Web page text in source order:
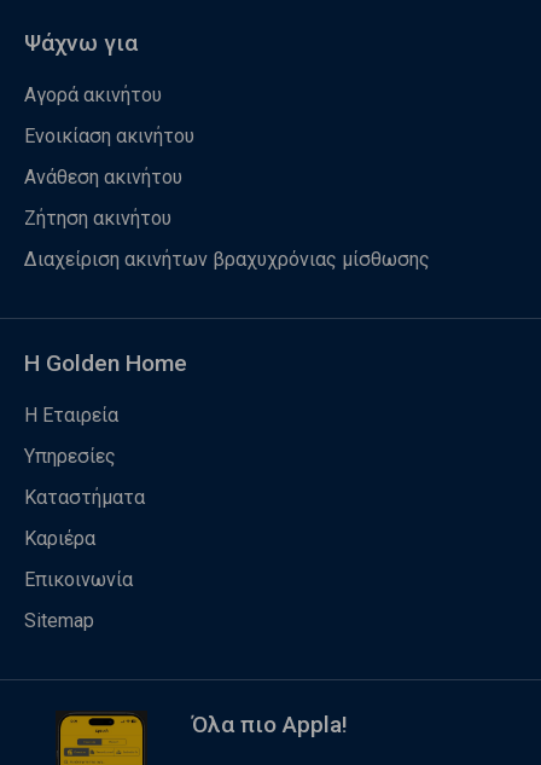
Ψάχνω για
Αγορά ακινήτου
Ενοικίαση ακινήτου
Ανάθεση ακινήτου
Ζήτηση ακινήτου
Διαχείριση ακινήτων βραχυχρόνιας μίσθωσης
Η Golden Home
Η Εταιρεία
Υπηρεσίες
Καταστήματα
Καριέρα
Επικοινωνία
Sitemap
Όλα πιο Appla!